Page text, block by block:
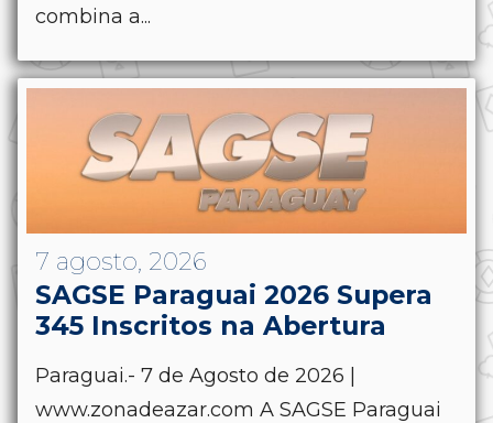
combina a...
7 agosto, 2026
SAGSE Paraguai 2026 Supera
345 Inscritos na Abertura
Paraguai.- 7 de Agosto de 2026 |
www.zonadeazar.com A SAGSE Paraguai